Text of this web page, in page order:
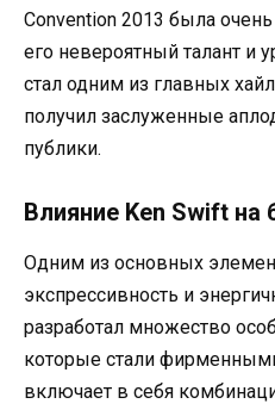
Convention 2013 была
его невероятный талант и
стал одним из главных
получил заслуженные
публики.
Влияние Ken Swift на
Одним из основных
экспрессивность и
разработал множество
которые стали
включает в себя